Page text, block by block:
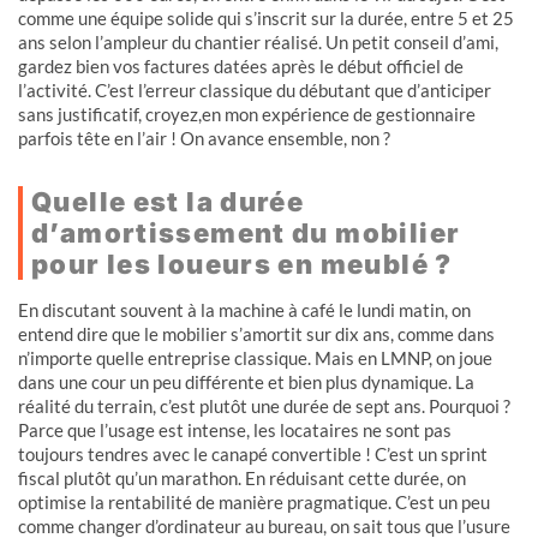
comme une équipe solide qui s’inscrit sur la durée, entre 5 et 25
ans selon l’ampleur du chantier réalisé. Un petit conseil d’ami,
gardez bien vos factures datées après le début officiel de
l’activité. C’est l’erreur classique du débutant que d’anticiper
sans justificatif, croyez,en mon expérience de gestionnaire
parfois tête en l’air ! On avance ensemble, non ?
Quelle est la durée
d’amortissement du mobilier
pour les loueurs en meublé ?
En discutant souvent à la machine à café le lundi matin, on
entend dire que le mobilier s’amortit sur dix ans, comme dans
n’importe quelle entreprise classique. Mais en LMNP, on joue
dans une cour un peu différente et bien plus dynamique. La
réalité du terrain, c’est plutôt une durée de sept ans. Pourquoi ?
Parce que l’usage est intense, les locataires ne sont pas
toujours tendres avec le canapé convertible ! C’est un sprint
fiscal plutôt qu’un marathon. En réduisant cette durée, on
optimise la rentabilité de manière pragmatique. C’est un peu
comme changer d’ordinateur au bureau, on sait tous que l’usure